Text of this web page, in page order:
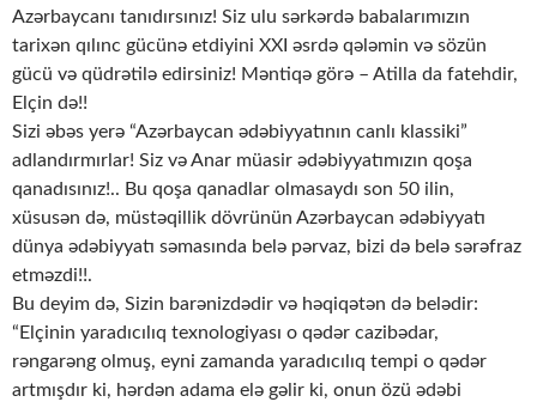
Azərbaycanı tanıdırsınız! Siz ulu sərkərdə babalarımızın
tarixən qılınc gücünə etdiyini XXI əsrdə qələmin və sözün
gücü və qüdrətilə edirsiniz! Məntiqə görə – Atilla da fatehdir,
Elçin də!!
Sizi əbəs yerə “Azərbaycan ədəbiyyatının canlı klassiki”
adlandırmırlar! Siz və Anar müasir ədəbiyyatımızın qoşa
qanadısınız!.. Bu qoşa qanadlar olmasaydı son 50 ilin,
xüsusən də, müstəqillik dövrünün Azərbaycan ədəbiyyatı
dünya ədəbiyyatı səmasında belə pərvaz, bizi də belə sərəfraz
etməzdi!!.
Bu deyim də, Sizin barənizdədir və həqiqətən də belədir:
“Elçinin yaradıcılıq texnologiyası o qədər cazibədar,
rəngarəng olmuş, eyni zamanda yaradıcılıq tempi o qədər
artmışdır ki, hərdən adama elə gəlir ki, onun özü ədəbi